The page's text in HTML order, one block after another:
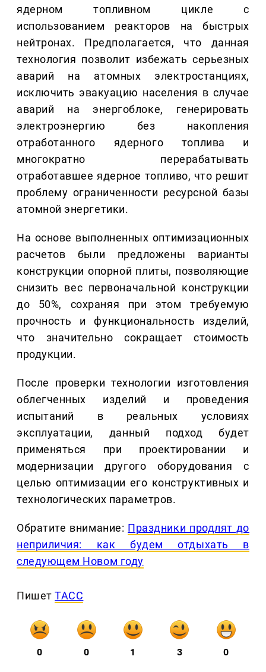
ядерном топливном цикле с
использованием реакторов на быстрых
нейтронах. Предполагается, что данная
технология позволит избежать серьезных
аварий на атомных электростанциях,
исключить эвакуацию населения в случае
аварий на энергоблоке, генерировать
электроэнергию без накопления
отработанного ядерного топлива и
многократно перерабатывать
отработавшее ядерное топливо, что решит
проблему ограниченности ресурсной базы
атомной энергетики.
На основе выполненных оптимизационных
расчетов были предложены варианты
конструкции опорной плиты, позволяющие
снизить вес первоначальной конструкции
до 50%, сохраняя при этом требуемую
прочность и функциональность изделий,
что значительно сокращает стоимость
продукции.
После проверки технологии изготовления
облегченных изделий и проведения
испытаний в реальных условиях
эксплуатации, данный подход будет
применяться при проектировании и
модернизации другого оборудования с
целью оптимизации его конструктивных и
технологических параметров.
Обратите внимание: Праздники продлят до
неприличия: как будем отдыхать в
следующем Новом году
ПишетТАСС
0 0 1 3 0